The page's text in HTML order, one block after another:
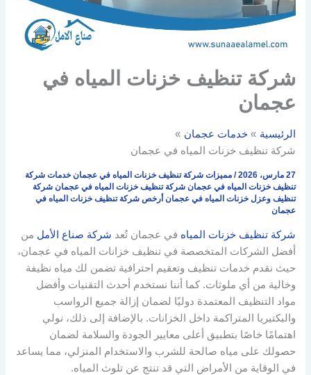
شركة تنظيف خزنات المياه في
عجمان
الرئيسية
خدمات عجمان
شركة تنظيف خزنات المياه في عجمان
27 مارس، 2026 /مميزات شركة تنظيف خزنات المياه في عجمان خدمات شركة
تنظيف خزنات المياه في عجمان شركة تنظيف خزنات المياه في عجمان شركة
تنظيف وعزل خزنات المياه في عجمان أرخص شركة تنظيف خزنات المياه في
عجمان
شركة تنظيف خزنات المياه في عجمان تُعد شركة صناع الأمل من
أفضل الشركات المتخصصة في تنظيف خزانات المياه في عجمان،
حيث نقدم خدمات تنظيف وتعقيم احترافية تضمن لك مياه نظيفة
وخالية من أي ملوثات. كما أننا نستخدم أحدث التقنيات وأفضل
مواد التنظيف المعتمدة دوليًا لضمان إزالة جميع الرواسب
والبكتيريا المتراكمة داخل الخزانات. بالإضافة إلى ذلك، نولي
اهتمامًا خاصًا بتطبيق أعلى معايير الجودة والسلامة لضمان
حصولك على مياه صالحة للشرب والاستخدام المنزلي، مما يساعد
في الوقاية من الأمراض التي قد تنتج عن تلوث المياه.